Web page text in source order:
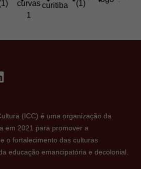
(ICC) é uma organização da
em 2021 para promover a
o fortalecimento das culturas
educação emancipatória e decolonial.